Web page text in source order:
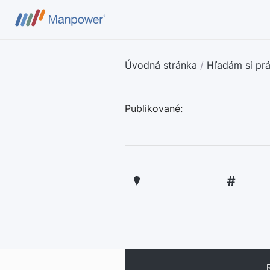
Úvodná stránka / Hľadám si
Publikované: